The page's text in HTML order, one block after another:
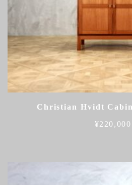
Christian Hvidt
¥220,000